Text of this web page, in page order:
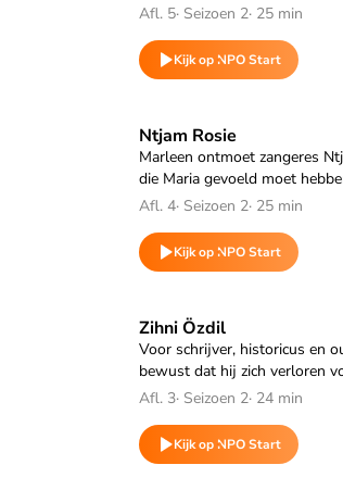
Afl. 5· Seizoen 2· 25 min
Kijk op NPO Start
Ntjam Rosie
Marleen ontmoet zangeres
die Maria gevoeld moet
Afl. 4· Seizoen 2· 25 min
Kijk op NPO Start
Speel "Ntjam Rosie" af
Zihni Özdil
Voor schrijver, historicus en
bewust dat hij zich verloren
Afl. 3· Seizoen 2· 24 min
Kijk op NPO Start
Speel "Zihni Özdil" af